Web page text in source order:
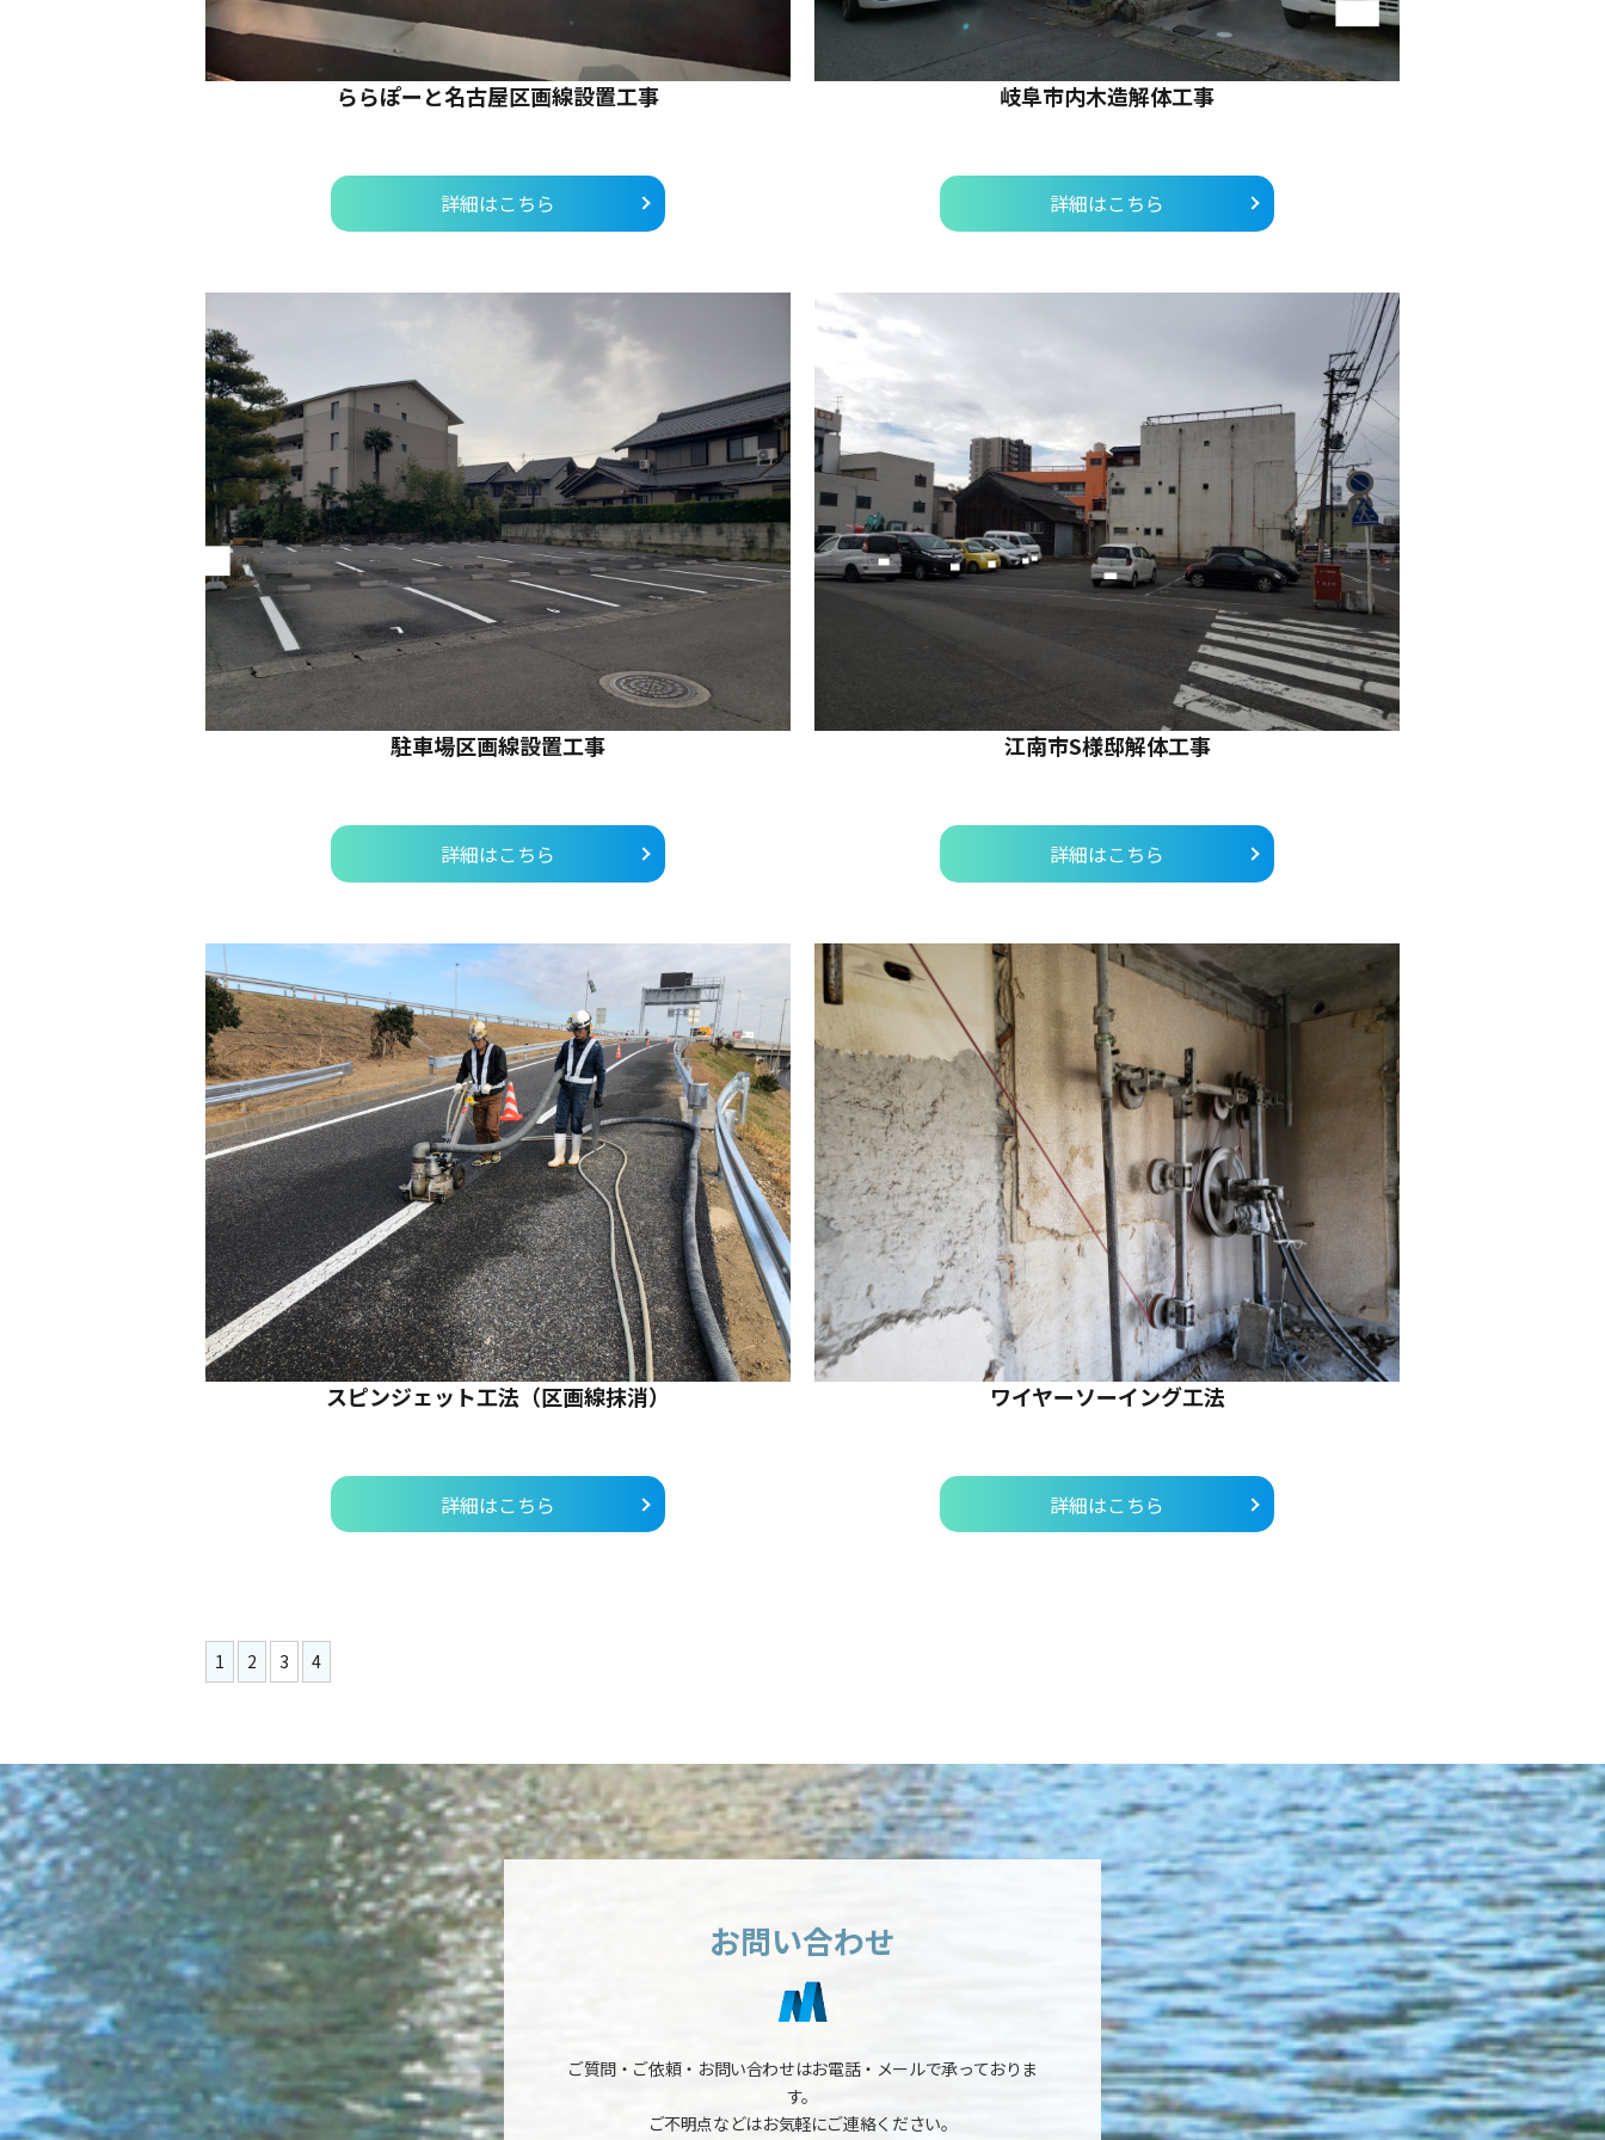
ららぽーと名古屋区画線設置工事
詳細はこちら
岐阜市内木造解体工事
詳細はこちら
駐車場区画線設置工事
詳細はこちら
江南市S様邸解体工事
詳細はこちら
スピンジェット工法（区画線抹消）
詳細はこちら
ワイヤーソーイング工法
詳細はこちら
1 2 3 4
お問い合わせ
ご質問・ご依頼・お問い合わせはお電話・メールで承っておりま
す。
ご不明点などはお気軽にご連絡ください。